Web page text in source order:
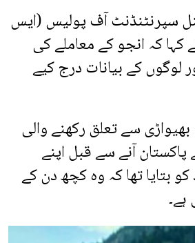
سپرنٹنڈنٹ آف پولیس (ایس
کہ انجو کے معاملے کی
لوگوں کے بیانات درج کیے
سے تعلق رکھنے والی
آنے سے قبل اپنے
بتایا تھا کہ وہ کچھ دن کے